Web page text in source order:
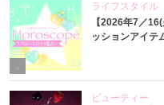
ライフスタイル
【2026年7／
ッションアイテ
ビューティー